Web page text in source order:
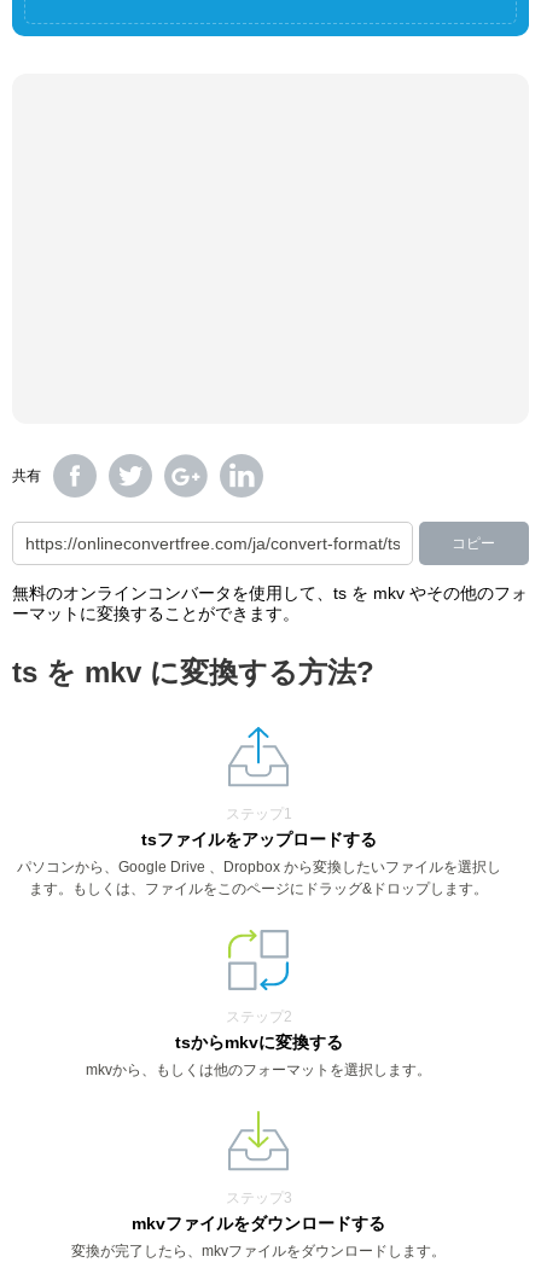
共有
コピー
無料のオンラインコンバータを使用して、ts を mkv やその他のフォ
ーマットに変換することができます。
ts を mkv に変換する方法?
ステップ1
tsファイルをアップロードする
パソコンから、Google Drive 、Dropbox から変換したいファイルを選択し
ます。もしくは、ファイルをこのページにドラッグ&ドロップします。
ステップ2
tsからmkvに変換する
mkvから、もしくは他のフォーマットを選択します。
ステップ3
mkvファイルをダウンロードする
変換が完了したら、mkvファイルをダウンロードします。